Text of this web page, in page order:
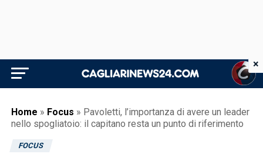
Home » Focus » Pavoletti, l’importanza di avere un leader
nello spogliatoio: il capitano resta un punto di riferimento
FOCUS
×